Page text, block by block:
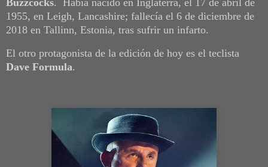
Buzzcocks. Había nacido en Inglaterra, el 17 de abril de
1955, en Leigh, Lancashire; fallecía el 6 de diciembre de
2018 en Tallinn, Estonia, tras sufrir un infarto.
El otro protagonista de la edición de hoy es el teclista
Dave Formula.